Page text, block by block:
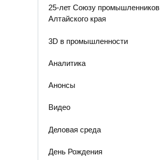
25-лет Союзу промышленников
Алтайского края
3D в промышленности
Аналитика
Анонсы
Видео
Деловая среда
День Рождения